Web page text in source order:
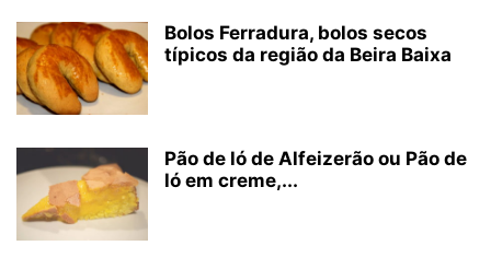
Bolos Ferradura, bolos secos
típicos da região da Beira Baixa
Pão de ló de Alfeizerão ou Pão de
ló em creme,...